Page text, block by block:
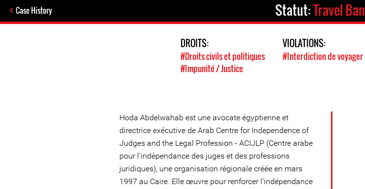
Case History Statut:Travel Ban
DROITS:
#Droits civils et politiques
#Impunité / Justice
VIOLATIONS:
#Interdiction de voyager
Hoda Abdelwahab est une avocate égyptienne et
directrice exécutive de Arab Centre for Independence of
Judges and the Legal Profession - ACIJLP (Centre arabe
pour l'indépendance des juges et des professions
juridiques), une organisation régionale créée en mars
1997 au Caire. Elle œuvre pour renforcer l'indépendance